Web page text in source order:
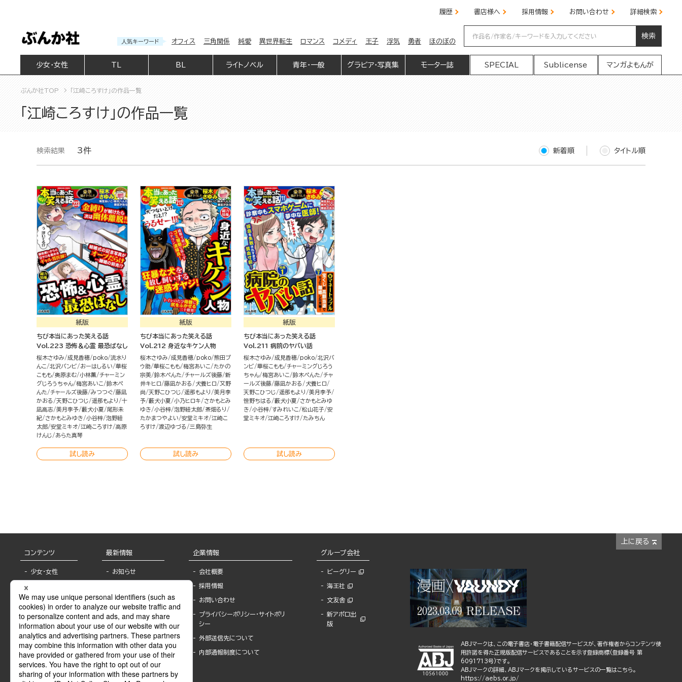
履歴 書店様へ 採用情報 お問い合わせ 詳細検索
人気キーワード オフィス 三角関係 純愛 異世界転生 ロマンス コメディ 王子 浮気 勇者 ほのぼの
検索
少女・女性 BL ライトノベル 青年・一般 グラビア・写真集 モーター誌 SPECIAL Sublicense マンガよもんが
ぶんか社TOP 「江崎ころすけ」の作品一覧
「江崎ころすけ」の作品一覧
検索結果 3件 新着順 タイトル順
紙版
ちび本当にあった笑える話
Vol.223 恐怖＆心霊 最恐ばなし
桜木さゆみ 成見香穂 poko 流水り
んこ
北沢バンビ おーはしるい
華桜
こもも 奥原まむ 小林薫 チャーミン
グじろうちゃん 梅宮あいこ
鈴木ぺ
んた
チャールズ後藤 みつつぐ 藤凪
かおる
天野こひつじ 遥那もより
十
凪高志 美月李予 藪犬小夏
尾形未
紀
さかもとみゆき 小谷梓 泡野紐
太郎 安堂ミキオ 江崎ころすけ
高原
けんじ
あらた真琴
試し読み
紙版
ちび本当にあった笑える話
Vol.212 身近なキケン人物
桜木さゆみ 成見香穂 poko 熊田プ
ウ助
華桜こもも 梅宮あいこ
たかの
宗美 鈴木ぺんた チャールズ後藤 新
井キヒロ
藤凪かおる 犬養ヒロ
又野
尚
天野こひつじ 遥那もより
美月李
予 藪犬小夏 小乃ヒロキ
さかもとみ
ゆき
小谷梓 泡野紐太郎
茶畑るり
たかまつやよい
安堂ミキオ 江崎こ
ろすけ
渡辺ゆづる 三島弥生
試し読み
紙版
ちび本当にあった笑える話
Vol.211 病院のヤバい話
桜木さゆみ 成見香穂 poko 北沢バ
ンビ
華桜こもも チャーミングじろう
ちゃん 梅宮あいこ 鈴木ぺんた
チャ
ールズ後藤 藤凪かおる
犬養ヒロ
天野こひつじ
遥那もより
美月李予
笹野ちはる
藪犬小夏
さかもとみゆ
き
小谷梓 すみれいこ 松山花子 安
堂ミキオ 江崎ころすけ たみちん
試し読み
上に戻る
コンテンツ
少女・女性
BL
ライトノベル
青年・一般
グラビア・写真
モーター誌
SPECIAL
最新情報
お知らせ
報
書店様へ
海外ライセンシー
公式SNSアカウ
ント
作家一覧
Keyword list
企業情報
会社概要
採用情報
お問い合わせ
プライバシーポリシー・サイトポリ
シー
外部送信先について
内部通報制度について
グループ会社
ビーグリー
海王社
文友舎
新アポロ出
版
ABJマークは、この電子書店・電子書籍配信サービスが、著作権者からコンテンツ使
用許諾を得た正規版配信サービスであることを示す登録商標(登録番号 第
6091713号)です。
ABJマークの詳細、ABJマークを掲示しているサービスの一覧はこちら。
https://aebs.or.jp/